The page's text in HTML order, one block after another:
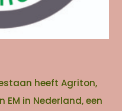
heeft Agriton,
in Nederland, een